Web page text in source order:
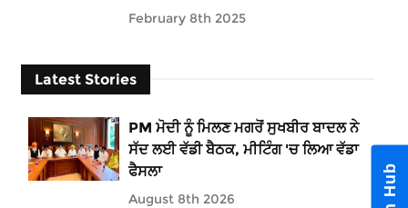
February 8th 2025
Latest Stories
PM ਮੋਦੀ ਨੂੰ ਮਿਲਣ ਮਗਰੋਂ ਸੁਖਬੀਰ ਬਾਦਲ ਨੇ
ਸੱਦ ਲਈ ਵੱਡੀ ਬੈਠਕ, ਮੀਟਿੰਗ 'ਚ ਲਿਆ ਵੱਡਾ
ਫੈਸਲਾ
August 8th 2026